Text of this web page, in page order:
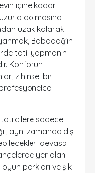
içine kadar
dolmasına
uzak kalarak
Babadağ'ın
tatil yapmanın
Konforun
zihinsel bir
tatilcilere sadece
aynı zamanda dış
devasa
yer alan
parkları ve şık